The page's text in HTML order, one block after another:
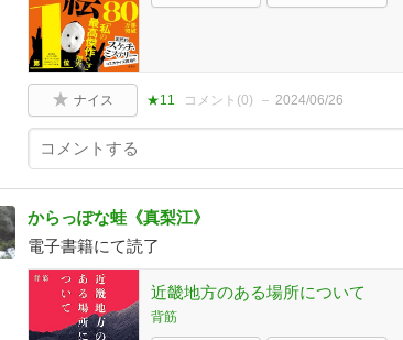
ナイス ★11 コメント(0) 2024/06/26
からっぽな蛙《真梨江》
電子書籍にて読了
近畿地方のある場所について
背筋